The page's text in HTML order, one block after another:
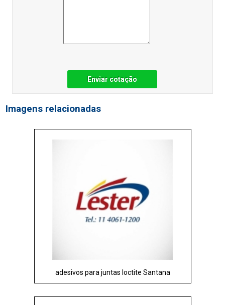
Enviar cotação
Imagens relacionadas
adesivos para juntas loctite Santana